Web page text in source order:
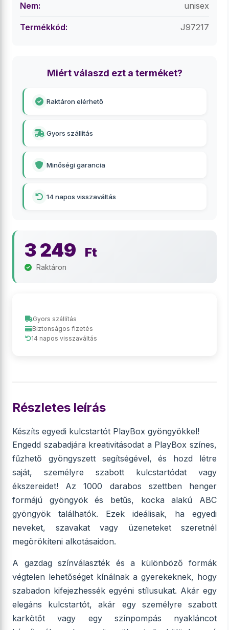
Nem: unisex
Termékkód: J97217
Miért válaszd ezt a terméket?
Raktáron elérhető
Gyors szállítás
Minőségi garancia
14 napos visszaváltás
3 249 Ft
Raktáron
Gyors szállítás
Biztonságos fizetés
14 napos visszaváltás
Részletes leírás
Készíts egyedi kulcstartót PlayBox gyöngyökkel!
Engedd szabadjára kreativitásodat a PlayBox színes,
fűzhető gyöngyszett segítségével, és hozd létre
saját, személyre szabott kulcstartódat vagy
ékszereidet! Az 1000 darabos szettben henger
formájú gyöngyök és betűs, kocka alakú ABC
gyöngyök találhatók. Ezek ideálisak, ha egyedi
neveket, szavakat vagy üzeneteket szeretnél
megörökíteni alkotásaidon.
A gazdag színválaszték és a különböző formák
végtelen lehetőséget kínálnak a gyerekeknek, hogy
szabadon kifejezhessék egyéni stílusukat. Akár egy
elegáns kulcstartót, akár egy személyre szabott
karkötőt vagy egy színpompás nyakláncot